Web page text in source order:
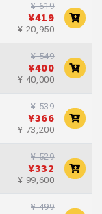
¥ 619
¥419
¥ 20,950
¥ 549
¥400
¥ 40,000
¥ 539
¥366
¥ 73,200
¥ 529
¥332
¥ 99,600
¥ 499